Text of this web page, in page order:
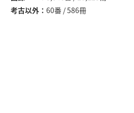
考古以外
60番 / 586冊